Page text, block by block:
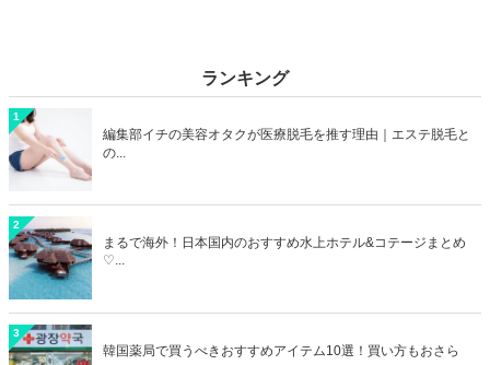
ランキング
1
編集部イチの美容オタクが医療脱毛を推す理由｜エステ脱毛と
の...
2
まるで海外！日本国内のおすすめ水上ホテル&コテージまとめ
♡...
3
韓国薬局で買うべきおすすめアイテム10選！買い方もおさら